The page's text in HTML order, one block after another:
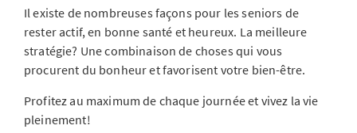
Il existe de nombreuses façons pour les seniors de
rester actif, en bonne santé et heureux. La meilleure
stratégie? Une combinaison de choses qui vous
procurent du bonheur et favorisent votre bien-être.
Profitez au maximum de chaque journée et vivez la vie
pleinement!